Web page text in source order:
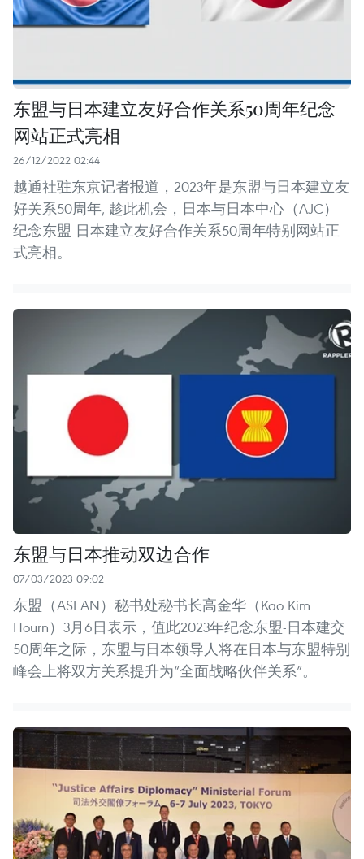
东盟与日本建立友好合作关系50周年纪念
网站正式亮相
26/12/2022 02:44
越通社驻东京记者报道，2023年是东盟与日本建立友
好关系50周年, 趁此机会，日本与日本中心（AJC）
纪念东盟-日本建立友好合作关系50周年特别网站正
式亮相。
东盟与日本推动双边合作
07/03/2023 09:02
东盟（ASEAN）秘书处秘书长高金华（Kao Kim
Hourn）3月6日表示，值此2023年纪念东盟-日本建交
50周年之际，东盟与日本领导人将在日本与东盟特别
峰会上将双方关系提升为“全面战略伙伴关系”。